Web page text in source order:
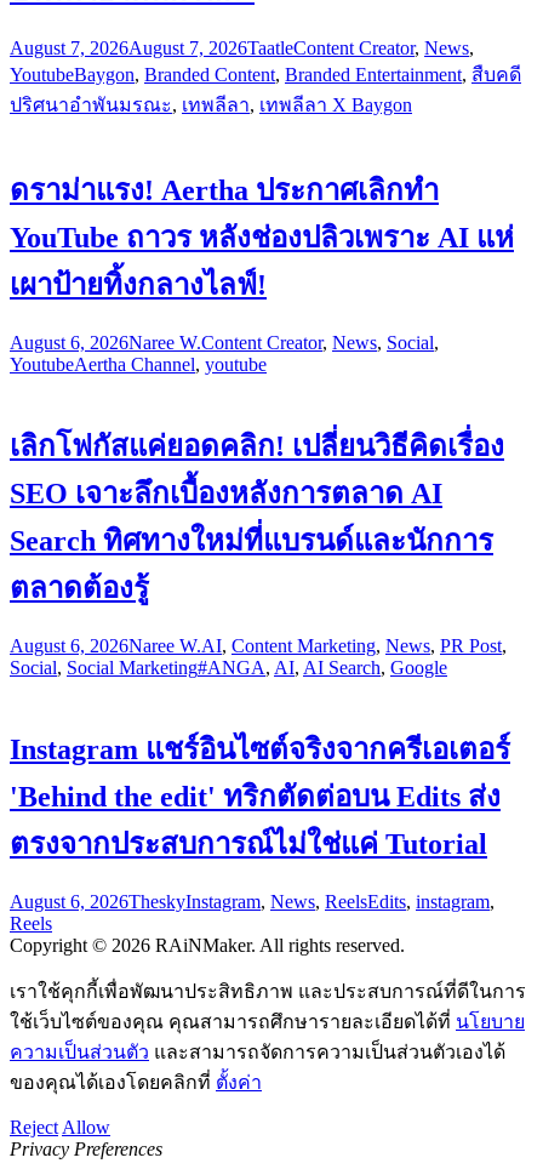
August 7, 2026August 7, 2026TaatleContent Creator, News,
YoutubeBaygon, Branded Content, Branded Entertainment, สืบคดี
ปริศนาอำพันมรณะ, เทพลีลา, เทพลีลา X Baygon
ดราม่าแรง! Aertha ประกาศเลิกทำ
YouTube ถาวร หลังช่องปลิวเพราะ AI แห่
เผาป้ายทิ้งกลางไลฟ์!
August 6, 2026Naree W.Content Creator, News, Social,
YoutubeAertha Channel, youtube
เลิกโฟกัสแค่ยอดคลิก! เปลี่ยนวิธีคิดเรื่อง
SEO เจาะลึกเบื้องหลังการตลาด AI
Search ทิศทางใหม่ที่แบรนด์และนักการ
ตลาดต้องรู้
August 6, 2026Naree W.AI, Content Marketing, News, PR Post,
Social, Social Marketing#ANGA, AI, AI Search, Google
Instagram แชร์อินไซต์จริงจากครีเอเตอร์
'Behind the edit' ทริกตัดต่อบน Edits ส่ง
ตรงจากประสบการณ์ไม่ใช่แค่ Tutorial
August 6, 2026TheskyInstagram, News, ReelsEdits, instagram,
Reels
Copyright © 2026 RAiNMaker. All rights reserved.
เราใช้คุกกี้เพื่อพัฒนาประสิทธิภาพ และประสบการณ์ที่ดีในการ
ใช้เว็บไซต์ของคุณ คุณสามารถศึกษารายละเอียดได้ที่ นโยบาย
ความเป็นส่วนตัว และสามารถจัดการความเป็นส่วนตัวเองได้
ของคุณได้เองโดยคลิกที่ ตั้งค่า
Reject Allow
Privacy Preferences